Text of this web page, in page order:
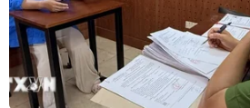
02/08/2026 13:32
Xung đột tại Trung Đông: Mỹ và